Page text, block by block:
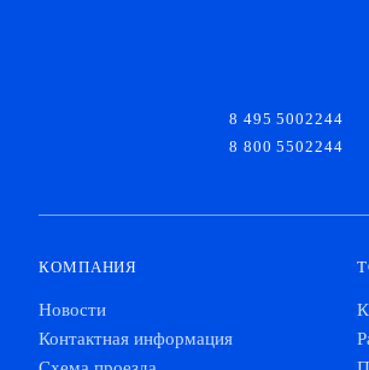
8 495 5002244
8 800 5502244
КОМПАНИЯ
Новости
Контактная информация